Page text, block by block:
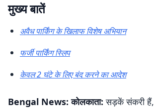
मुख्य बातें
अवैध पार्किंग के खिलाफ विशेष अभियान
फर्जी पार्किंग स्लिप
केवल 2 घंटे के लिए बंद करने का आदेश
Bengal News: कोलकाता: सड़कें संकरी हैं,